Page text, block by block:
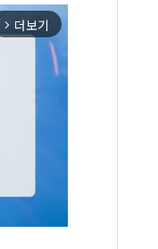
arrow_forward_ios 더보기